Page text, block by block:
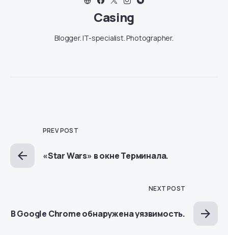
Casing
Blogger. IT-specialist. Photographer.
PREV POST
«Star Wars» в окне Терминала.
NEXT POST
В Google Chrome обнаружена уязвимость.